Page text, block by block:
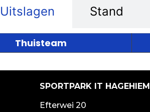
Uitslagen Stand
Thuisteam
SPORTPARK IT HAGEHIEM
Efterwei 20